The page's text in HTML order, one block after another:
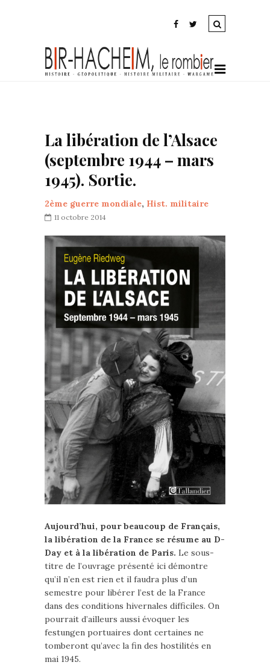
La libération de l’Alsace
(septembre 1944 – mars
1945). Sortie.
2ème guerre mondiale, Hist. militaire
11 octobre 2014
Aujourd’hui, pour beaucoup de Français,
la libération de la France se résume au D-
Day et à la libération de Paris. Le sous-
titre de l’ouvrage présenté ici démontre
qu’il n’en est rien et il faudra plus d’un
semestre pour libérer l’est de la France
dans des conditions hivernales difficiles. On
pourrait d’ailleurs aussi évoquer les
festungen portuaires dont certaines ne
tomberont qu’avec la fin des hostilités en
mai 1945.